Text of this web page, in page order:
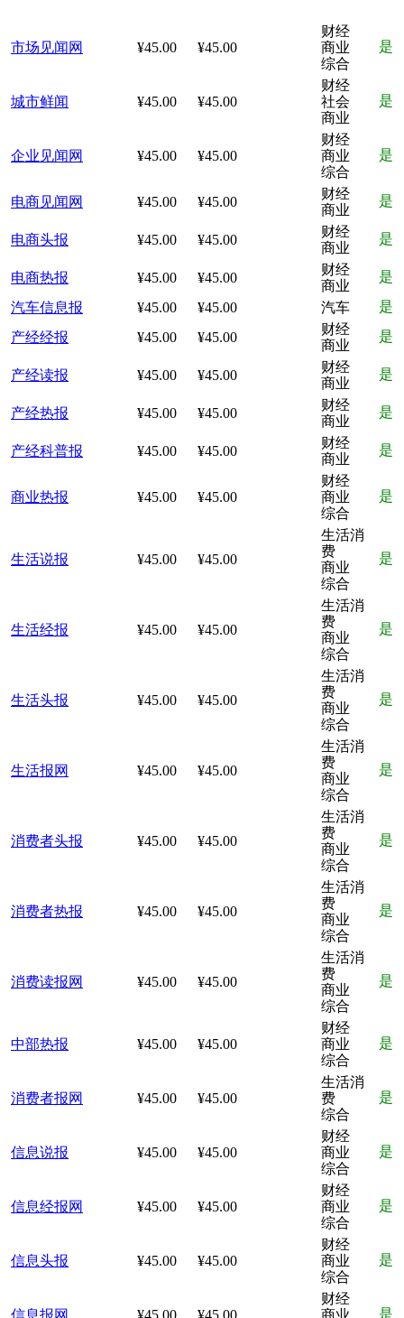
市场见闻网 ¥45.00 ¥45.00
财经
商业
综合
是
城市鲜闻 ¥45.00 ¥45.00
财经
社会
商业
是
企业见闻网 ¥45.00 ¥45.00
财经
商业
综合
是
电商见闻网 ¥45.00 ¥45.00
财经
商业
是
电商头报 ¥45.00 ¥45.00
财经
商业
是
电商热报 ¥45.00 ¥45.00
财经
商业
是
汽车信息报
¥45.00 ¥45.00 汽车
是
产经经报
¥45.00 ¥45.00
财经
商业
是
产经读报 ¥45.00 ¥45.00
财经
商业
是
产经热报 ¥45.00 ¥45.00
财经
商业
是
产经科普报 ¥45.00 ¥45.00
财经
商业
是
商业热报 ¥45.00 ¥45.00
财经
商业
综合
是
生活说报 ¥45.00 ¥45.00
生活消
费
商业
综合
是
生活经报 ¥45.00 ¥45.00
生活消
费
商业
综合
是
生活头报 ¥45.00 ¥45.00
生活消
费
商业
综合
是
生活报网 ¥45.00 ¥45.00
生活消
费
商业
综合
是
消费者头报 ¥45.00 ¥45.00
生活消
费
商业
综合
是
消费者热报 ¥45.00 ¥45.00
生活消
费
商业
综合
是
消费读报网 ¥45.00 ¥45.00
生活消
费
商业
综合
是
中部热报 ¥45.00 ¥45.00
财经
商业
综合
是
消费者报网 ¥45.00 ¥45.00
生活消
费
综合
是
信息说报 ¥45.00 ¥45.00
财经
商业
综合
是
信息经报网 ¥45.00 ¥45.00
财经
商业
综合
是
信息头报 ¥45.00 ¥45.00
财经
商业
综合
是
信息报网 ¥45.00 ¥45.00
财经
商业
是